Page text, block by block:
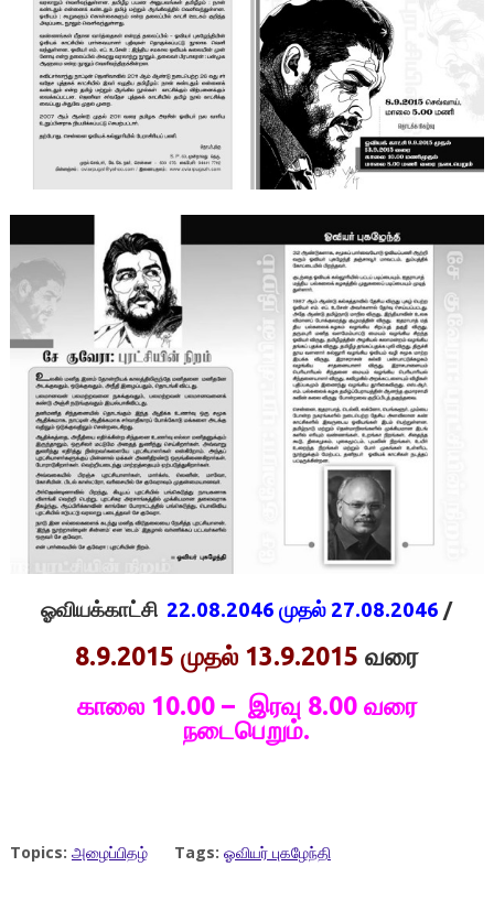
ஓவியக்காட்சி 22.08.2046 முதல் 27.08.2046 /
8.9.2015 முதல் 13.9.2015 வரை
காலை 10.00 – இரவு 8.00 வரை
நடைபெறும்.
Topics: அழைப்பிதழ் Tags: ஓவியர் புகழேந்தி